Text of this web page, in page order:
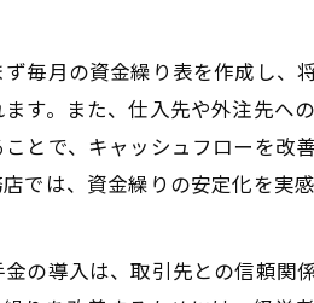
毎月の資金繰り表を作成し、
す。また、仕入先や外注先へ
とで、キャッシュフローを改
では、資金繰りの安定化を実
の導入は、取引先との信頼関